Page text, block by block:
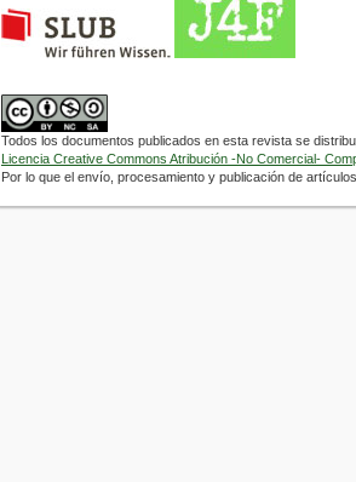
Todos los documentos publicados en esta revista se
Licencia Creative Commons Atribución -No Comercial-
Por lo que el envío, procesamiento y publicación de